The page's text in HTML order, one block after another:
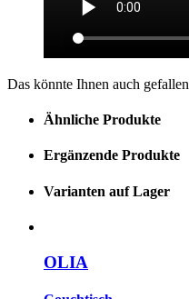
Das könnte Ihnen auch gefallen
Ähnliche Produkte
Ergänzende Produkte
Varianten auf Lager
OLIA